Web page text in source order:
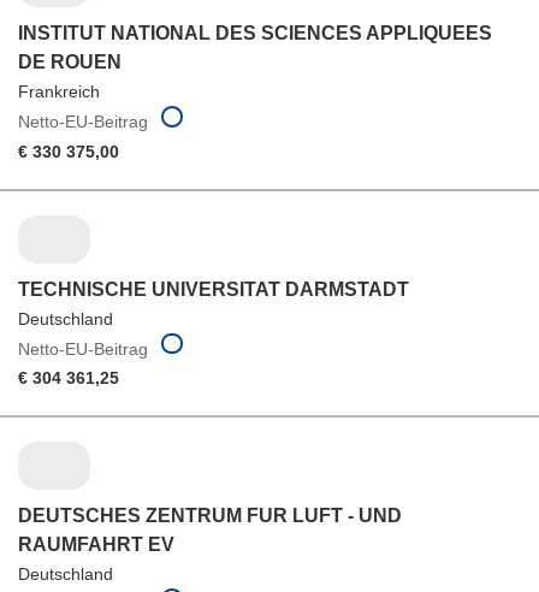
INSTITUT NATIONAL DES SCIENCES APPLIQUEES
DE ROUEN
Frankreich
Netto-EU-Beitrag
€ 330 375,00
TECHNISCHE UNIVERSITAT DARMSTADT
Deutschland
Netto-EU-Beitrag
€ 304 361,25
DEUTSCHES ZENTRUM FUR LUFT - UND
RAUMFAHRT EV
Deutschland